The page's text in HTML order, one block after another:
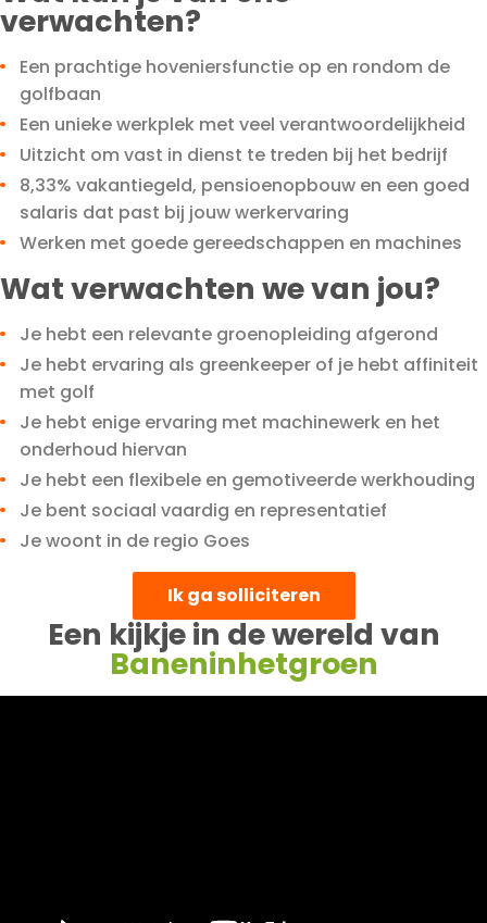
verwachten?
Een prachtige hoveniersfunctie op en rondom de
golfbaan
Een unieke werkplek met veel verantwoordelijkheid
Uitzicht om vast in dienst te treden bij het bedrijf
8,33% vakantiegeld, pensioenopbouw en een goed
salaris dat past bij jouw werkervaring
Werken met goede gereedschappen en machines
Wat verwachten we van jou?
Je hebt een relevante groenopleiding afgerond
Je hebt ervaring als greenkeeper of je hebt affiniteit
met golf
Je hebt enige ervaring met machinewerk en het
onderhoud hiervan
Je hebt een flexibele en gemotiveerde werkhouding
Je bent sociaal vaardig en representatief
Je woont in de regio Goes
Ik ga solliciteren
Een kijkje in de wereld van
Baneninhetgroen